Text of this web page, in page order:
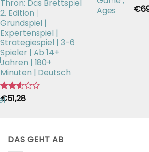
Thron: Das Brettspiel
2. Edition |
Grundspiel |
Expertenspiel |
Strategiespiel | 3-6
Spieler | Ab 14+
Jahren | 180+
Minuten | Deutsch
Bewertet
mit
€51,28
€
DAS GEHT AB